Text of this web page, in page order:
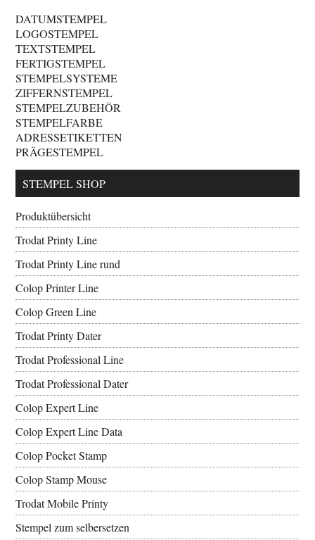
DATUMSTEMPEL
LOGOSTEMPEL
TEXTSTEMPEL
FERTIGSTEMPEL
STEMPELSYSTEME
ZIFFERNSTEMPEL
STEMPELZUBEHÖR
STEMPELFARBE
ADRESSETIKETTEN
PRÄGESTEMPEL
STEMPEL SHOP
Produktübersicht
Trodat Printy Line
Trodat Printy Line rund
Colop Printer Line
Colop Green Line
Trodat Printy Dater
Trodat Professional Line
Trodat Professional Dater
Colop Expert Line
Colop Expert Line Data
Colop Pocket Stamp
Colop Stamp Mouse
Trodat Mobile Printy
Stempel zum selbersetzen